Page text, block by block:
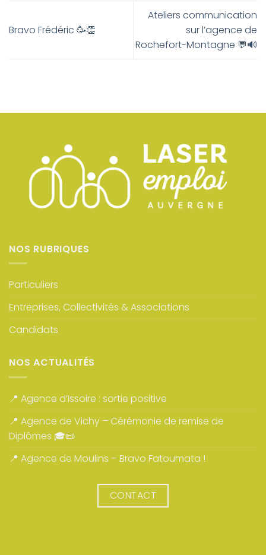
Bravo Frédéric 🥳👏
Ateliers communication
sur l’agence de
Rochefort-Montagne 💬🔊
NOS RUBRIQUES
Particuliers
Entreprises, Collectivités & Associations
Candidats
NOS ACTUALITÉS
📍 Agence d’Issoire : sortie positive
📍 Agence de Vichy – Cérémonie de remise de
Diplômes 🎓📜
📍 Agence de Moulins – Bravo Fatoumata !
CONTACT